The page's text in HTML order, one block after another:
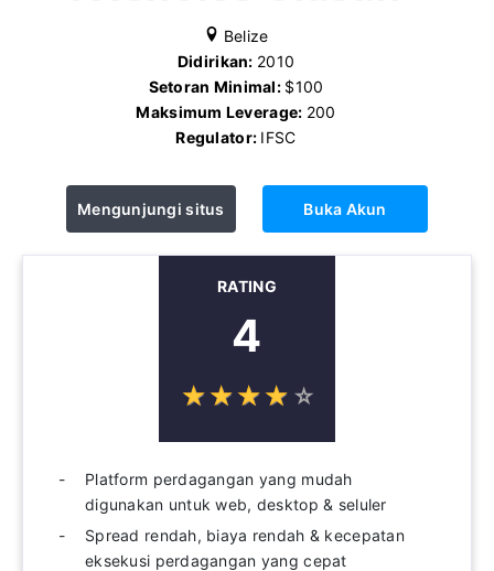
Belize
Didirikan: 2010
Setoran Minimal: $100
Maksimum Leverage: 200
Regulator: IFSC
Mengunjungi situs Buka Akun
RATING
4
☆☆☆☆ ☆
★★★★ ★
Platform perdagangan yang mudah
digunakan untuk web, desktop & seluler
Spread rendah, biaya rendah & kecepatan
eksekusi perdagangan yang cepat